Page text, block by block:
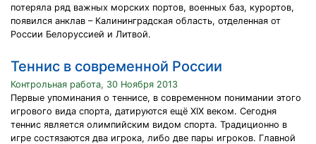
потеряла ряд важных морских портов, военных баз, курортов,
появился анклав – Калининградская область, отделенная от
России Белоруссией и Литвой.
Теннис в современной России
Контрольная работа, 30 Ноября 2013
Первые упоминания о теннисе, в современном понимании этого
игрового вида спорта, датируются ещё XIX веком. Сегодня
теннис является олимпийским видом спорта. Традиционно в
игре состязаются два игрока, либо две пары игроков. Главной